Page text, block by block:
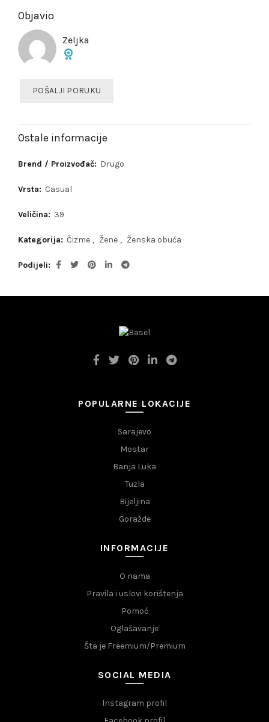
Objavio
Zeljka
POŠALJI PORUKU
Ostale informacije
Brend / Proizvođač: Drugo
Vrsta: Casual
Veličina: 39
Kategorija: Čizme , Žene , Ženska obuća
Podijeli
POPULARNE LOKACIJE
Sarajevo
Mostar
Banja Luka
Tuzla
Bijeljina
Goražde
INFORMACIJE
O nama
Pravila i uslovi korištenja
Pomoć
Oglašavanje
Šta je Freemium/Premium
SOCIAL MEDIA
Instagram profil